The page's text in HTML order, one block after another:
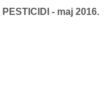
PESTICIDI - maj 2016.